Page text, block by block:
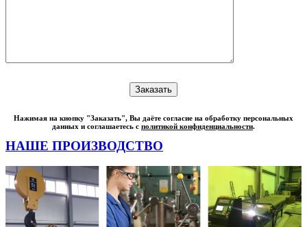
Нажимая на кнопку "Заказать", Вы даёте согласие на обработку персональных
данных и соглашаетесь с политикой конфиденциальности.
НАШЕ ПРОИЗВОДСТВО